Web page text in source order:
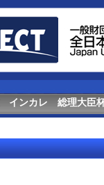
インカレ 総理大臣